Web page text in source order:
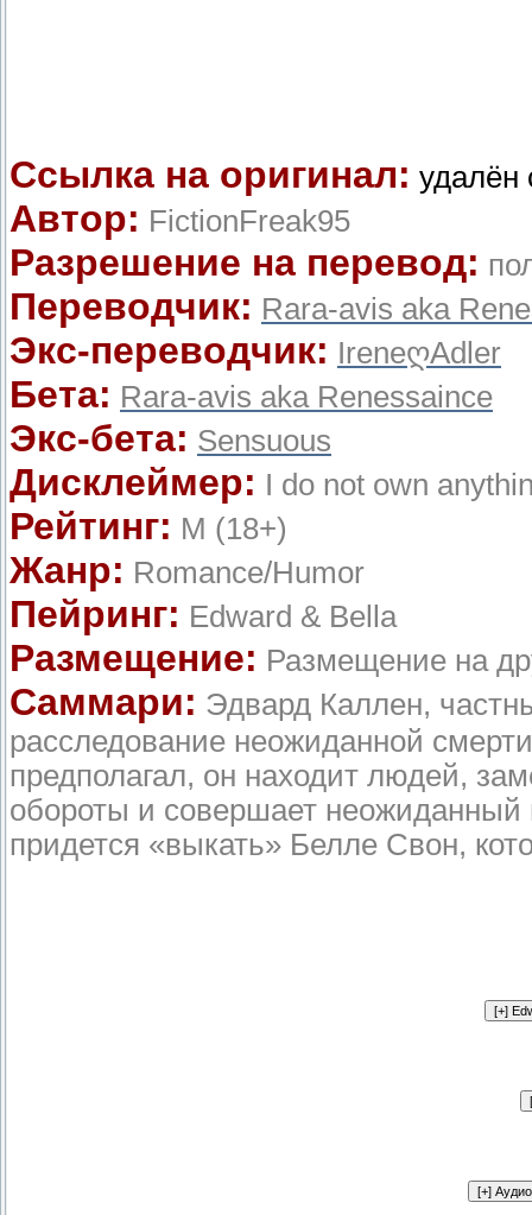
Ссылка на оригинал: удалён
Автор: FictionFreak95
Разрешение на перевод:
Переводчик: Rara-avis aka
Экс-переводчик: IreneღAdler
Бета: Rara-avis aka Renessaince
Экс-бета: Sensuous
Дисклеймер: I do not own
Рейтинг: М (18+)
Жанр: Romance/Humor
Пейринг: Edward & Bella
Размещение: Размещение на
Саммари: Эдвард Каллен,
расследование неожиданной
предполагал, он находит людей,
обороты и совершает неожиданный
придется «выкать» Белле Свон,